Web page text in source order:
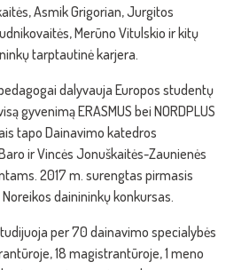
Asmik Grigorian, Jurgitos
Merūno Vitulskio ir kitų
tarptautinė karjera.
dalyvauja Europos studentų
gyvenimą ERASMUS bei NORDPLUS
tapo Dainavimo katedros
ir Vincės Jonuškaitės-Zaunienės
2017 m. surengtas pirmasis
dainininkų konkursas.
per 70 dainavimo specialybės
18 magistrantūroje, 1 meno